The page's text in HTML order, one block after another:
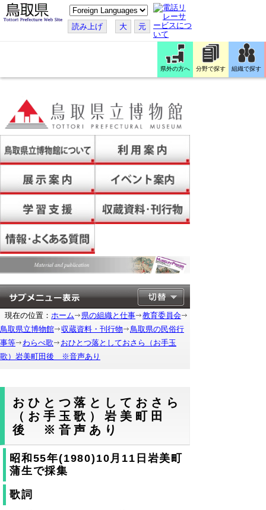
こ
の
ペ
ー
す
読み上げ 大 元
県外の方へ 分野で探す 組織で探す
現在の位置： ホーム 県の組織と仕事
教育委員会
鳥取県立博物館
収蔵資料・刊行物
鳥取県の民俗行
事等
わらべ歌
おひとつ落としておさら（お手玉
歌）岩美町田後 ※音声あり
おひとつ落としておさら
（お手玉歌）岩美町田
後 ※音声あり
昭和55年(1980)10月11日岩美町
蒲生で採集
歌詞